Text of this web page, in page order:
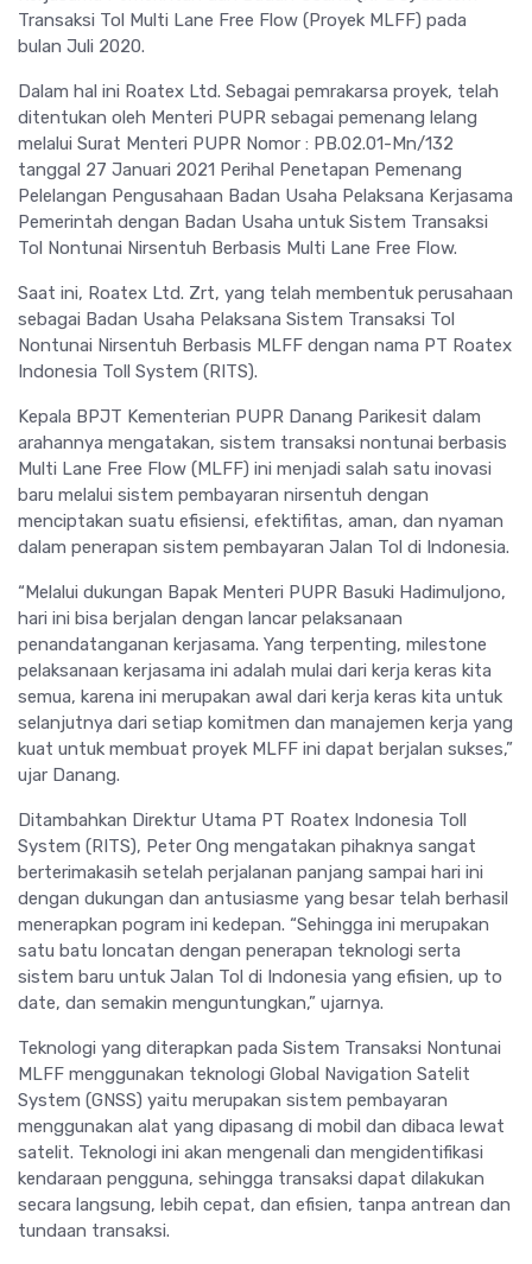
Transaksi Tol Multi Lane Free Flow (Proyek MLFF) pada
bulan Juli 2020.
Dalam hal ini Roatex Ltd. Sebagai pemrakarsa proyek, telah
ditentukan oleh Menteri PUPR sebagai pemenang lelang
melalui Surat Menteri PUPR Nomor : PB.02.01-Mn/132
tanggal 27 Januari 2021 Perihal Penetapan Pemenang
Pelelangan Pengusahaan Badan Usaha Pelaksana Kerjasama
Pemerintah dengan Badan Usaha untuk Sistem Transaksi
Tol Nontunai Nirsentuh Berbasis Multi Lane Free Flow.
Saat ini, Roatex Ltd. Zrt, yang telah membentuk perusahaan
sebagai Badan Usaha Pelaksana Sistem Transaksi Tol
Nontunai Nirsentuh Berbasis MLFF dengan nama PT Roatex
Indonesia Toll System (RITS).
Kepala BPJT Kementerian PUPR Danang Parikesit dalam
arahannya mengatakan, sistem transaksi nontunai berbasis
Multi Lane Free Flow (MLFF) ini menjadi salah satu inovasi
baru melalui sistem pembayaran nirsentuh dengan
menciptakan suatu efisiensi, efektifitas, aman, dan nyaman
dalam penerapan sistem pembayaran Jalan Tol di Indonesia.
“Melalui dukungan Bapak Menteri PUPR Basuki Hadimuljono,
hari ini bisa berjalan dengan lancar pelaksanaan
penandatanganan kerjasama. Yang terpenting, milestone
pelaksanaan kerjasama ini adalah mulai dari kerja keras kita
semua, karena ini merupakan awal dari kerja keras kita untuk
selanjutnya dari setiap komitmen dan manajemen kerja yang
kuat untuk membuat proyek MLFF ini dapat berjalan sukses,”
ujar Danang.
Ditambahkan Direktur Utama PT Roatex Indonesia Toll
System (RITS), Peter Ong mengatakan pihaknya sangat
berterimakasih setelah perjalanan panjang sampai hari ini
dengan dukungan dan antusiasme yang besar telah berhasil
menerapkan pogram ini kedepan. “Sehingga ini merupakan
satu batu loncatan dengan penerapan teknologi serta
sistem baru untuk Jalan Tol di Indonesia yang efisien, up to
date, dan semakin menguntungkan,” ujarnya.
Teknologi yang diterapkan pada Sistem Transaksi Nontunai
MLFF menggunakan teknologi Global Navigation Satelit
System (GNSS) yaitu merupakan sistem pembayaran
menggunakan alat yang dipasang di mobil dan dibaca lewat
satelit. Teknologi ini akan mengenali dan mengidentifikasi
kendaraan pengguna, sehingga transaksi dapat dilakukan
secara langsung, lebih cepat, dan efisien, tanpa antrean dan
tundaan transaksi.